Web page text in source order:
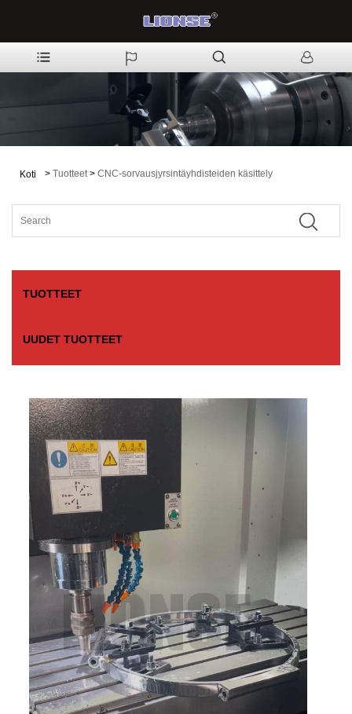
Koti > Tuotteet > CNC-sorvausjyrsintäyhdisteiden käsittely
TUOTTEET
UUDET TUOTTEET